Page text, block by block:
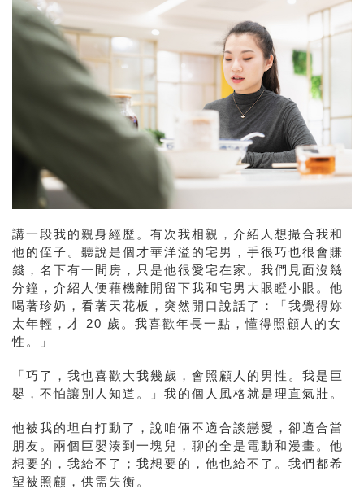
講一段我的親身經歷。有次我相親，介紹人想撮合我和
他的侄子。聽說是個才華洋溢的宅男，手很巧也很會賺
錢，名下有一間房，只是他很愛宅在家。我們見面沒幾
分鐘，介紹人便藉機離開留下我和宅男大眼瞪小眼。他
喝著珍奶，看著天花板，突然開口說話了：「我覺得妳
太年輕，才 20 歲。我喜歡年長一點，懂得照顧人的女
性。」
「巧了，我也喜歡大我幾歲，會照顧人的男性。我是巨
嬰，不怕讓別人知道。」我的個人風格就是理直氣壯。
他被我的坦白打動了，說咱倆不適合談戀愛，卻適合當
朋友。兩個巨嬰湊到一塊兒，聊的全是電動和漫畫。他
想要的，我給不了；我想要的，他也給不了。我們都希
望被照顧，供需失衡。